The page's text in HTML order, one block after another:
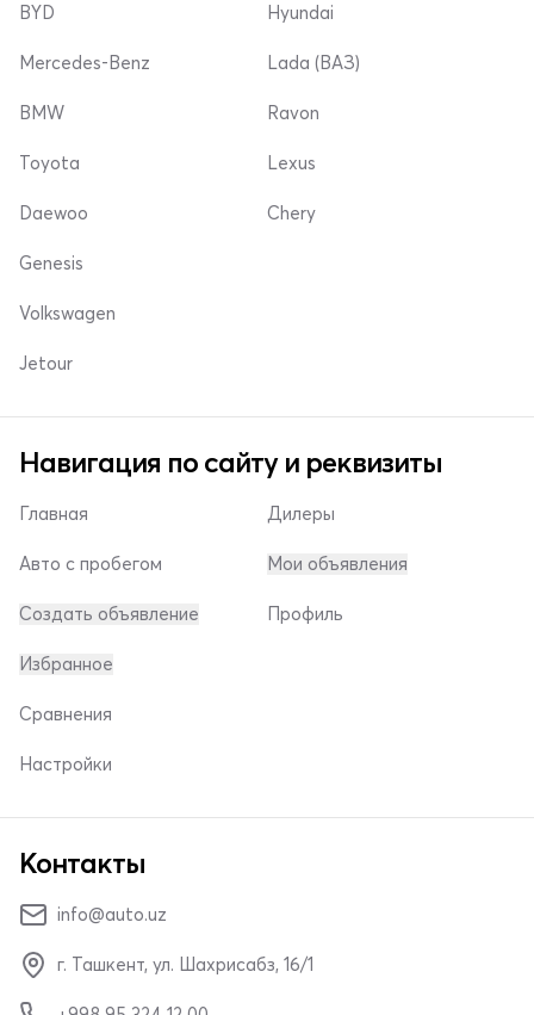
BYD
Mercedes-Benz
Hyundai
Lada (ВАЗ)
BMW
Toyota
Daewoo
Ravon
Lexus
Chery
Genesis
Volkswagen
Jetour
Навигация по сайту и реквизиты
Главная
Авто с пробегом
Создать объявление
Дилеры
Мои объявления
Профиль
Избранное
Сравнения
Настройки
Контакты
info@auto.uz
г. Ташкент, ул. Шахрисабз, 16/1